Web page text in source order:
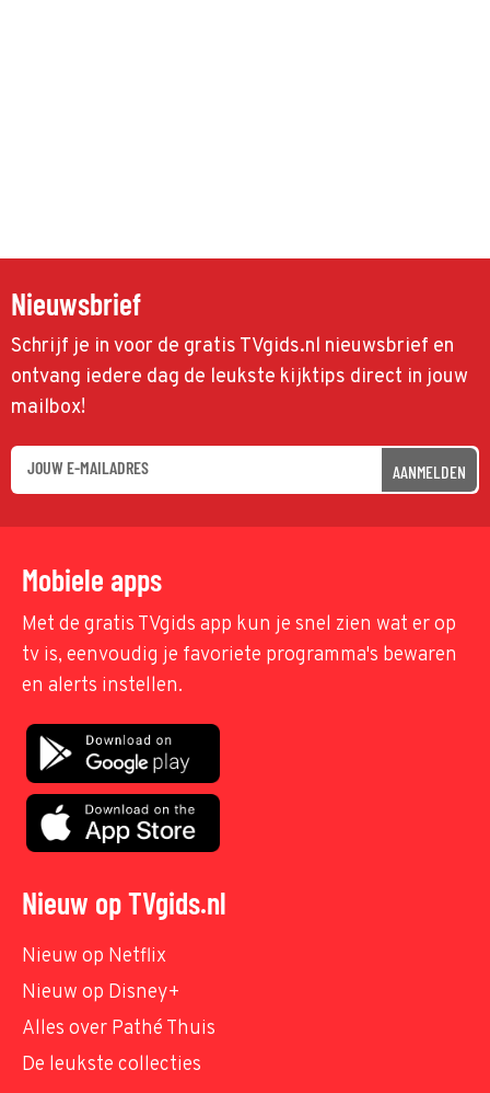
Nieuwsbrief
Schrijf je in voor de gratis TVgids.nl nieuwsbrief en
ontvang iedere dag de leukste kijktips direct in jouw
mailbox!
AANMELDEN
Mobiele apps
Met de gratis TVgids app kun je snel zien wat er op
tv is, eenvoudig je favoriete programma's bewaren
en alerts instellen.
Nieuw op TVgids.nl
Nieuw op Netflix
Nieuw op Disney+
Alles over Pathé Thuis
De leukste collecties